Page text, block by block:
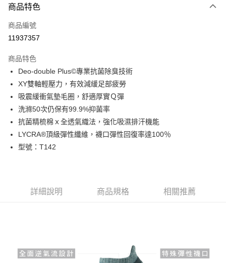
信用卡一次付款
超商取貨付款
Apple Pay
ATM付款
運送方式
免運費
7-11取貨付款(免運)
宅配
商品特色
商品編號
11937357
商品特色
Deo-double Plus©專業抗菌除臭技術
XY雙軸輕壓力，有效減緩足部疲勞
吸震緩衝氣墊毛圈，舒適厚實Ｑ彈
洗滌50次仍保有99.9%抑菌率
抗菌精梳棉ｘ全透氣織法，強化吸濕排汗機能
LYCRA®頂級彈性纖維，襪口彈性回復率達100％
型號：T142
詳細說明 商品規格 相關推薦